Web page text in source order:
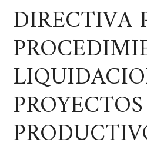
DIRECTIVA
PROYECTOS